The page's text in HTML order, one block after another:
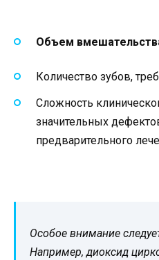
Объем
Количество зубов,
Сложность
значительных
предварительного
Особое внимание
Например, диоксид